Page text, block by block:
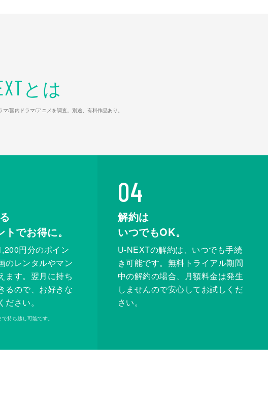
とは
/国内ドラマ/アニメを調査。別途、有料作品あり。
トでお得に。
円分のポイン
のレンタルやマン
ます。翌月に持ち
るので、お好きな
さい。
持ち越し可能です。
04
解約は
いつでもOK。
U-NEXTの解約は、いつでも手続
き可能です。無料トライアル期間
中の解約の場合、月額料金は発生
しませんので安心してお試しくだ
さい。